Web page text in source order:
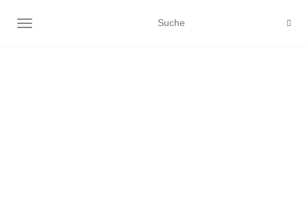
NAVIGATION EIN-/AUSSCHALTEN